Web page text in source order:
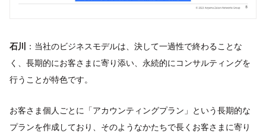
石川
：当社のビジネスモデルは、決して一過性で終わることな
く、長期的にお客さまに寄り添い、永続的にコンサルティングを
行うことが特色です。
お客さま個人ごとに「アカウンティングプラン」という長期的な
プランを作成しており、そのようなかたちで長くお客さまに寄り